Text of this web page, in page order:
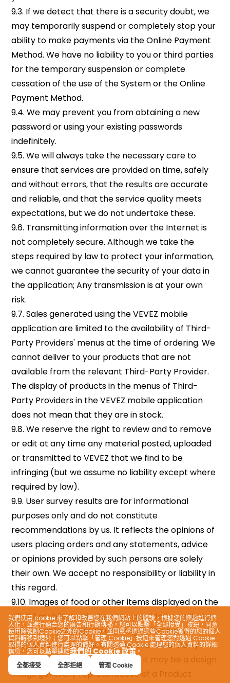
我們使用 cookie 來了解和改善您在我們網站上的體驗，根據您的興趣進行個
人化，並進行適合您的廣告和行銷傳播。您可以點擊「全部接受」按鈕，同意
使用除強制Cookie之外的Cookie，並同意將透過這些Cookie獲得的您的個人
資料轉移到境外；您可以點擊「管理 Cookie」按鈕來管理您對透過 Cookie
取得的個人資料進行處理的偏好。有關透過 Cookie 處理您的個人資料的詳細
信息，您可以點擊連結我們的 Cookie 政策 。
全都接受 全部拒絕 管理 Cookie